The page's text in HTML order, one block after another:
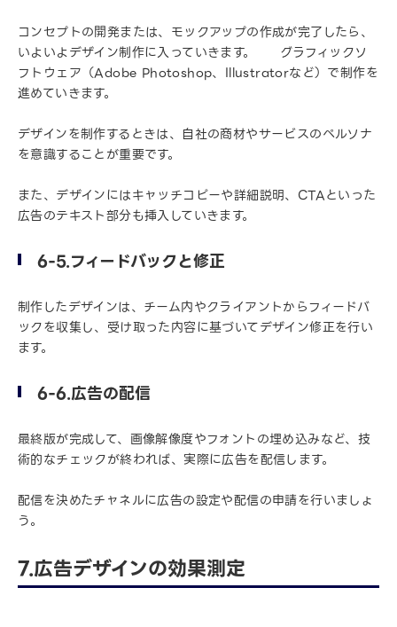
コンセプトの開発または、モックアップの作成が完了したら、
いよいよデザイン制作に入っていきます。 グラフィックソ
フトウェア（Adobe Photoshop、Illustratorなど）で制作を
進めていきます。
デザインを制作するときは、自社の商材やサービスのペルソナ
を意識することが重要です。
また、デザインにはキャッチコピーや詳細説明、CTAといった
広告のテキスト部分も挿入していきます。
6-5.フィードバックと修正
制作したデザインは、チーム内やクライアントからフィードバ
ックを収集し、受け取った内容に基づいてデザイン修正を行い
ます。
6-6.広告の配信
最終版が完成して、画像解像度やフォントの埋め込みなど、技
術的なチェックが終われば、実際に広告を配信します。
配信を決めたチャネルに広告の設定や配信の申請を行いましょ
う。
7.広告デザインの効果測定